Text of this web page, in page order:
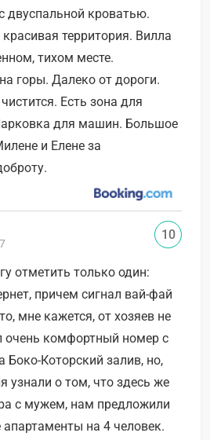
двуспальной кроватью.
территория. Вилла
тихом месте.
горы. Далеко от дороги.
Есть зона для
для машин. Большое
и Елене за
отметить только один:
причем сигнал вай-фай
мне кажется, от хозяев не
очень комфортный номер с
Которский залив, но,
узнали о том, что здесь же
с мужем, нам предложили
на 4 человек.
10